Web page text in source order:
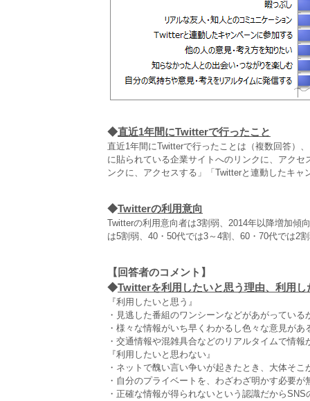
◆直近1年間にTwitterで行ったこと
直近1年間にTwitterで行ったことは（複数回答）
に貼られている企業サイトへのリンクに、アク
ンクに、アクセスする」「Twitterと連動したキ
◆Twitterの利用意向
Twitterの利用意向者は3割弱、2014年以降増加傾
は5割弱、40・50代では3～4割、60・70代では2
【回答者のコメント】
◆Twitterを利用したいと思う理由、利用
『利用したいと思う』
・見逃した番組のワンシーンなどがあがっている
・様々な情報がいち早くわかるし色々な意見が
・交通情報や混雑具合などのリアルタイムで情
『利用したいと思わない』
・ネットで醜い言い争いが起きたとき、大体そ
・自分のプライベートを、わざわざ明かす必要
・正確な情報が得られないという認識だから